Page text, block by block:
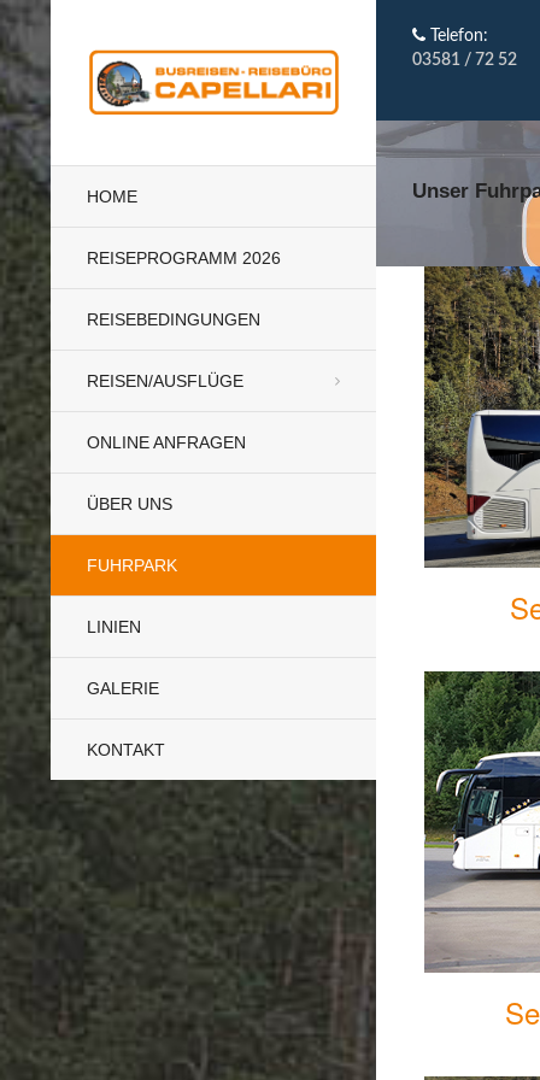
HOME
REISEPROGRAMM 2026
REISEBEDINGUNGEN
REISEN/AUSFLÜGE
ONLINE ANFRAGEN
ÜBER UNS
FUHRPARK
LINIEN
GALERIE
KONTAKT
Telefon:
03581 / 72 52
Unser